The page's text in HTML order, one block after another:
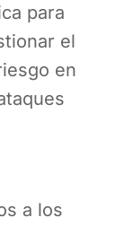
para
el
en
a los